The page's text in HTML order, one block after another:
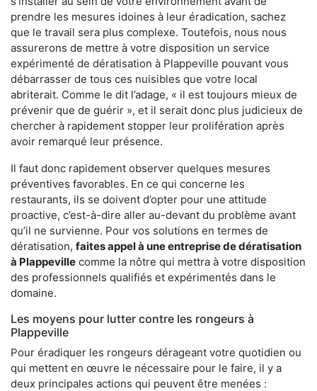
prendre les mesures idoines à leur éradication, sachez
que le travail sera plus complexe. Toutefois, nous nous
assurerons de mettre à votre disposition un service
expérimenté de dératisation à Plappeville pouvant vous
débarrasser de tous ces nuisibles que votre local
abriterait. Comme le dit l’adage, « il est toujours mieux de
prévenir que de guérir », et il serait donc plus judicieux de
chercher à rapidement stopper leur prolifération après
avoir remarqué leur présence.
Il faut donc rapidement observer quelques mesures
préventives favorables. En ce qui concerne les
restaurants, ils se doivent d’opter pour une attitude
proactive, c’est-à-dire aller au-devant du problème avant
qu’il ne survienne. Pour vos solutions en termes de
dératisation, faites appel à une entreprise de dératisation
à Plappeville comme la nôtre qui mettra à votre disposition
des professionnels qualifiés et expérimentés dans le
domaine.
Les moyens pour lutter contre les rongeurs à
Plappeville
Pour éradiquer les rongeurs dérageant votre quotidien ou
qui mettent en œuvre le nécessaire pour le faire, il y a
deux principales actions qui peuvent être menées :